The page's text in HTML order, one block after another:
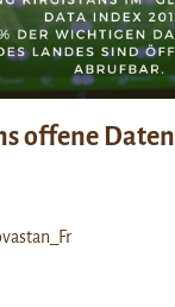
offene Daten